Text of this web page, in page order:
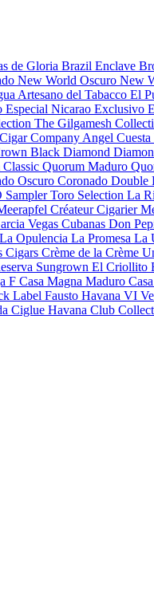
de Gloria Brazil Enclave
New World Oscuro New
Artesano del Tabacco El
Especial Nicarao Exclusivo
The Gilgamesh
Company Angel Cuesta
Black Diamond
Quorum Maduro
Oscuro Coronado Double
Sampler Toro Selection La
Créateur Cigarier
Vegas Cubanas Don
La Opulencia La Promesa La
Cigars Crème de la Crème
Sungrown El Criollito
F Casa Magna Maduro
Label Fausto Havana VI
Ciglue Havana Club